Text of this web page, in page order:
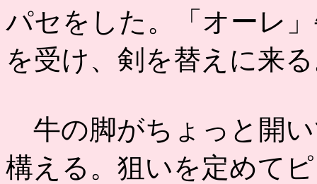
パセをした。「オーレ
を受け、剣を替えに来
牛の脚がちょっと開
構える。狙いを定めて